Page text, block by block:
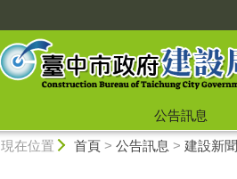
公告訊息
現在位置 首頁> 公告訊息 > 建設新聞